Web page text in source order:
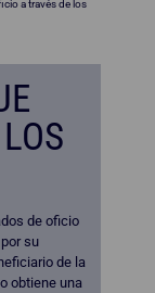
a través de los
de oficio
su
de la
obtiene una